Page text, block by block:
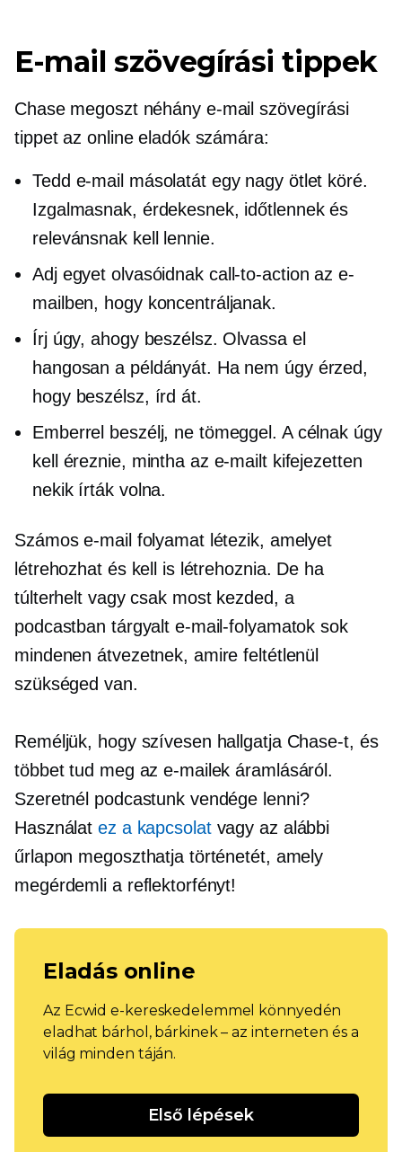
E-mail szövegírási tippek
Chase megoszt néhány e-mail szövegírási
tippet az online eladók számára:
Tedd e-mail másolatát egy nagy ötlet köré.
Izgalmasnak, érdekesnek, időtlennek és
relevánsnak kell lennie.
Adj egyet olvasóidnak call-to-action az e-
mailben, hogy koncentráljanak.
Írj úgy, ahogy beszélsz. Olvassa el
hangosan a példányát. Ha nem úgy érzed,
hogy beszélsz, írd át.
Emberrel beszélj, ne tömeggel. A célnak úgy
kell éreznie, mintha az e-mailt kifejezetten
nekik írták volna.
Számos e-mail folyamat létezik, amelyet
létrehozhat és kell is létrehoznia. De ha
túlterhelt vagy csak most kezded, a
podcastban tárgyalt e-mail-folyamatok sok
mindenen átvezetnek, amire feltétlenül
szükséged van.
Reméljük, hogy szívesen hallgatja Chase-t, és
többet tud meg az e-mailek áramlásáról.
Szeretnél podcastunk vendége lenni?
Használatez a kapcsolatvagy az alábbi
űrlapon megoszthatja történetét, amely
megérdemli a reflektorfényt!
Eladás online
Az Ecwid e-kereskedelemmel könnyedén
eladhat bárhol, bárkinek – az interneten és a
világ minden táján.
Első lépések